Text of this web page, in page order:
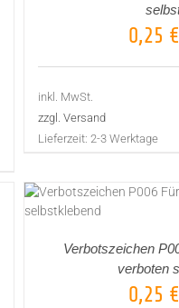
0,25 €
inkl. MwSt.
zzgl. Versand
Lieferzeit: 2-3 Werktage
Verbotszeichen
verboten
0,25 €